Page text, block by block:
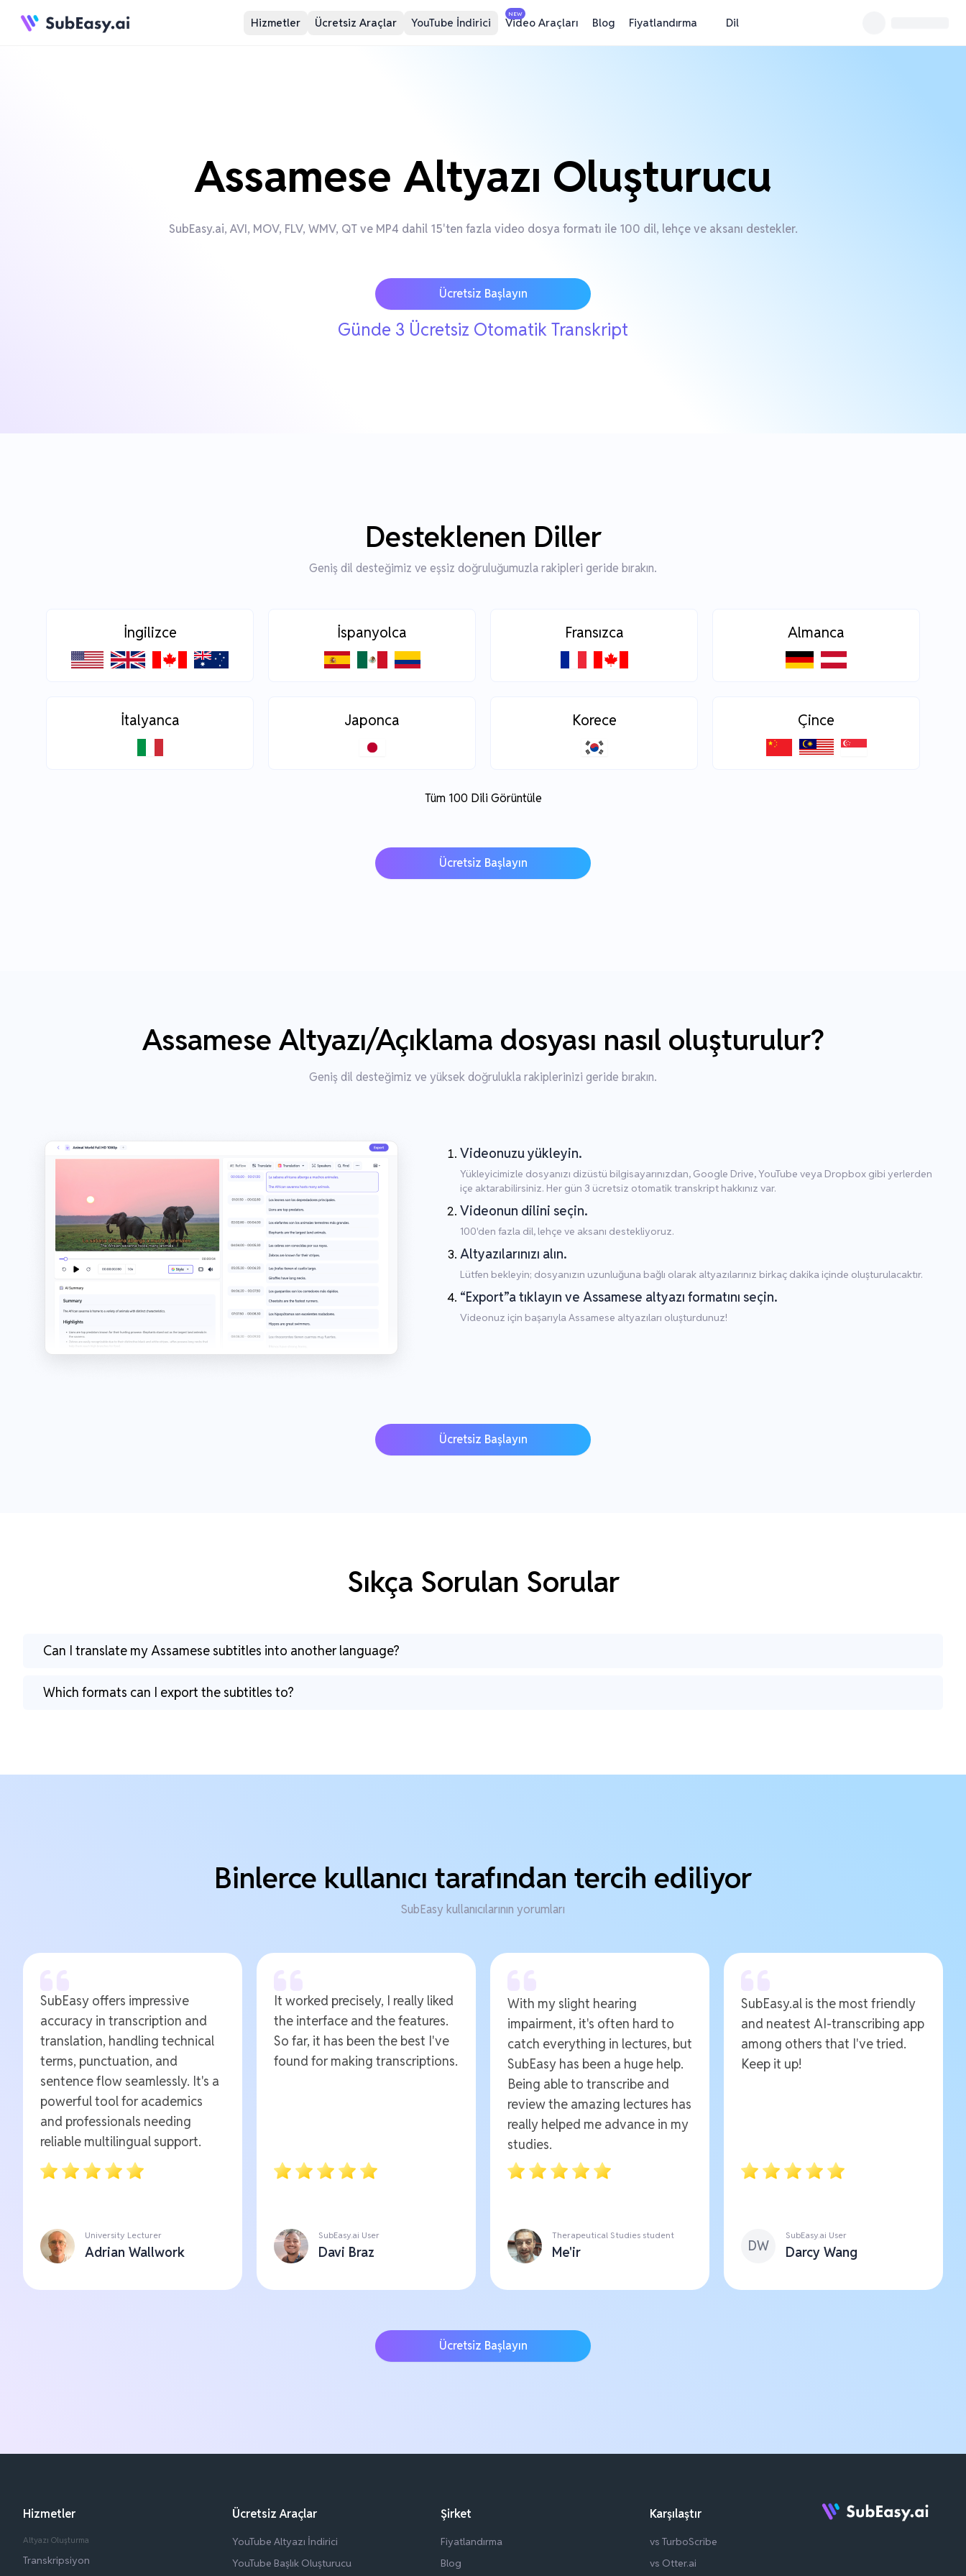
Hizmetler Ücretsiz Araçlar YouTube İndirici
NEW
Video Araçları Blog Fiyatlandırma Dil
Assamese Altyazı Oluşturucu
SubEasy.ai, AVI, MOV, FLV, WMV, QT ve MP4 dahil 15'ten fazla video dosya formatı ile 100 dil, lehçe ve aksanı destekler.
Ücretsiz Başlayın
Günde 3 Ücretsiz Otomatik Transkript
Desteklenen Diller
Geniş dil desteğimiz ve eşsiz doğruluğumuzla rakipleri geride bırakın.
İngilizce İspanyolca Fransızca Almanca
İtalyanca Japonca Korece Çince
Tüm 100 Dili Görüntüle
Ücretsiz Başlayın
Assamese Altyazı/Açıklama dosyası nasıl oluşturulur?
Geniş dil desteğimiz ve yüksek doğrulukla rakiplerinizi geride bırakın.
Videonuzu yükleyin.
Yükleyicimizle dosyanızı dizüstü bilgisayarınızdan, Google Drive, YouTube veya Dropbox gibi yerlerden
içe aktarabilirsiniz. Her gün 3 ücretsiz otomatik transkript hakkınız var.
Videonun dilini seçin.
100'den fazla dil, lehçe ve aksanı destekliyoruz.
Altyazılarınızı alın.
Lütfen bekleyin; dosyanızın uzunluğuna bağlı olarak altyazılarınız birkaç dakika içinde oluşturulacaktır.
“Export”a tıklayın ve Assamese altyazı formatını seçin.
Videonuz için başarıyla Assamese altyazıları oluşturdunuz!
Ücretsiz Başlayın
Sıkça Sorulan Sorular
Can I translate my Assamese subtitles into another language?
Which formats can I export the subtitles to?
Binlerce kullanıcı tarafından tercih ediliyor
SubEasy kullanıcılarının yorumları
SubEasy offers impressive
accuracy in transcription and
translation, handling technical
terms, punctuation, and
sentence flow seamlessly. It's a
powerful tool for academics
and professionals needing
reliable multilingual support.
University Lecturer
Adrian Wallwork
It worked precisely, I really liked
the interface and the features.
So far, it has been the best I've
found for making transcriptions.
SubEasy.ai User
Davi Braz
With my slight hearing
impairment, it's often hard to
catch everything in lectures, but
SubEasy has been a huge help.
Being able to transcribe and
review the amazing lectures has
really helped me advance in my
studies.
Therapeutical Studies student
Me'ir
SubEasy.al is the most friendly
and neatest AI-transcribing app
among others that I've tried.
Keep it up!
DW
SubEasy.ai User
Darcy Wang
Ücretsiz Başlayın
Hizmetler
Altyazı Oluşturma
Transkripsiyon
Ücretsiz Araçlar
YouTube Altyazı İndirici
YouTube Başlık Oluşturucu
Şirket
Fiyatlandırma
Blog
Karşılaştır
vs TurboScribe
vs Otter.ai